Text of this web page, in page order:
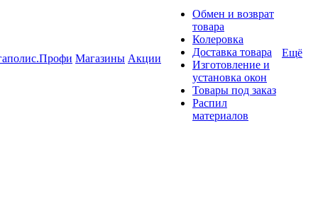
Магазины Акции
Обмен и возврат
товара
Колеровка
Доставка товара
Изготовление и
установка окон
Товары под заказ
Распил
материалов
Ещё